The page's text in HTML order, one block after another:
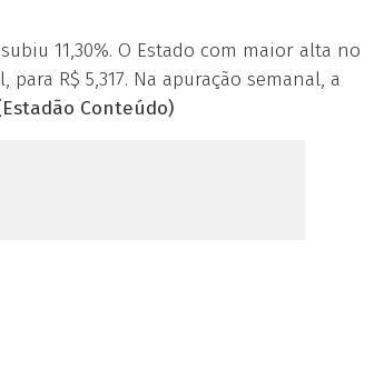
11,30%. O Estado com maior alta no
R$ 5,317. Na apuração semanal, a
Conteúdo)